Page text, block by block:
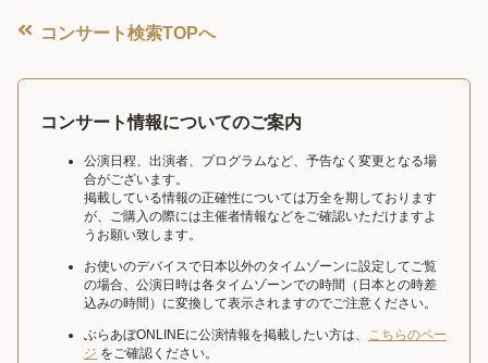
コンサート検索TOPへ
コンサート情報についてのご案内
公演日程、出演者、プログラムなど、予告なく変更となる場
合がございます。
掲載している情報の正確性については万全を期しております
が、ご購入の際には主催者情報などをご確認いただけますよ
うお願い致します。
お使いのデバイスで日本以外のタイムゾーンに設定してご覧
の場合、公演日時は各タイムゾーンでの時間（日本との時差
込みの時間）に変換して表示されますのでご注意ください。
ぶらあぼONLINEに公演情報を掲載したい方は、 こちらのペー
ジ をご確認ください。